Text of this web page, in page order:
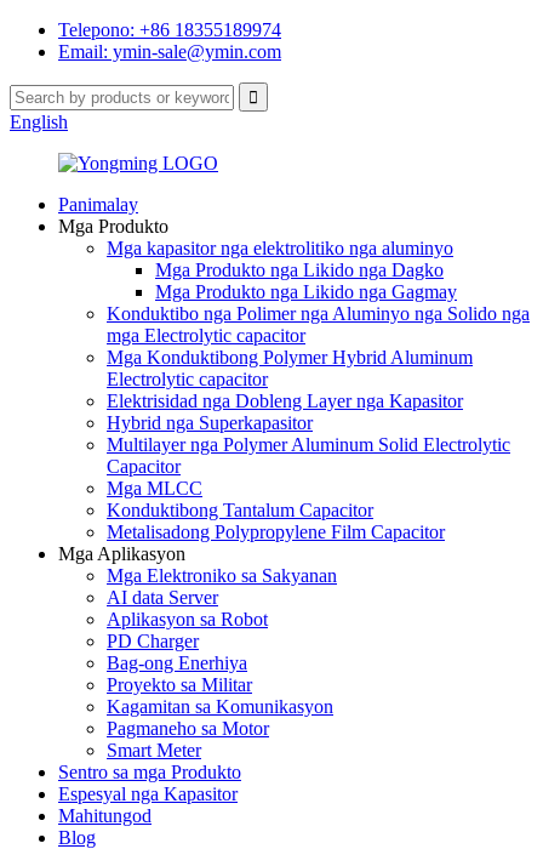
Telepono: +86 18355189974
Email: ymin-sale@ymin.com
English
Panimalay
Mga Produkto
Mga kapasitor nga elektrolitiko nga aluminyo
Mga Produkto nga Likido nga Dagko
Mga Produkto nga Likido nga Gagmay
Konduktibo nga Polimer nga Aluminyo nga Solido nga
mga Electrolytic capacitor
Mga Konduktibong Polymer Hybrid Aluminum
Electrolytic capacitor
Elektrisidad nga Dobleng Layer nga Kapasitor
Hybrid nga Superkapasitor
Multilayer nga Polymer Aluminum Solid Electrolytic
Capacitor
Mga MLCC
Konduktibong Tantalum Capacitor
Metalisadong Polypropylene Film Capacitor
Mga Aplikasyon
Mga Elektroniko sa Sakyanan
AI data Server
Aplikasyon sa Robot
PD Charger
Bag-ong Enerhiya
Proyekto sa Militar
Kagamitan sa Komunikasyon
Pagmaneho sa Motor
Smart Meter
Sentro sa mga Produkto
Espesyal nga Kapasitor
Mahitungod
Blog